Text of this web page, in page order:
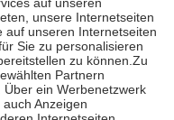
für Online-Apotheken.
beträgt die
zehn Euro je
ihre eigene Gesundheit zu